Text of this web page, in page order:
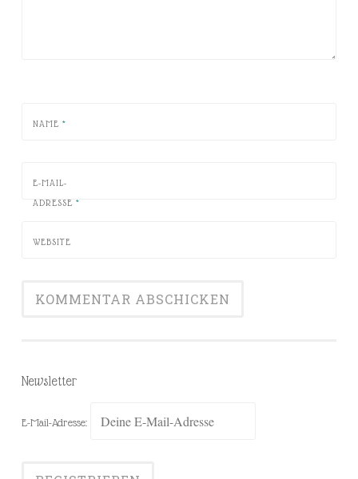
NAME *
E-MAIL-
ADRESSE *
WEBSITE
Newsletter
E-Mail-Adresse: